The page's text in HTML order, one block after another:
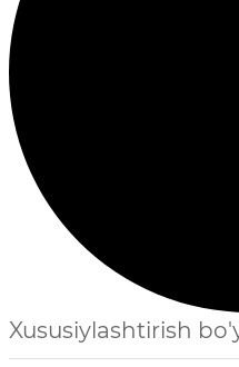
Xususiylashtirish